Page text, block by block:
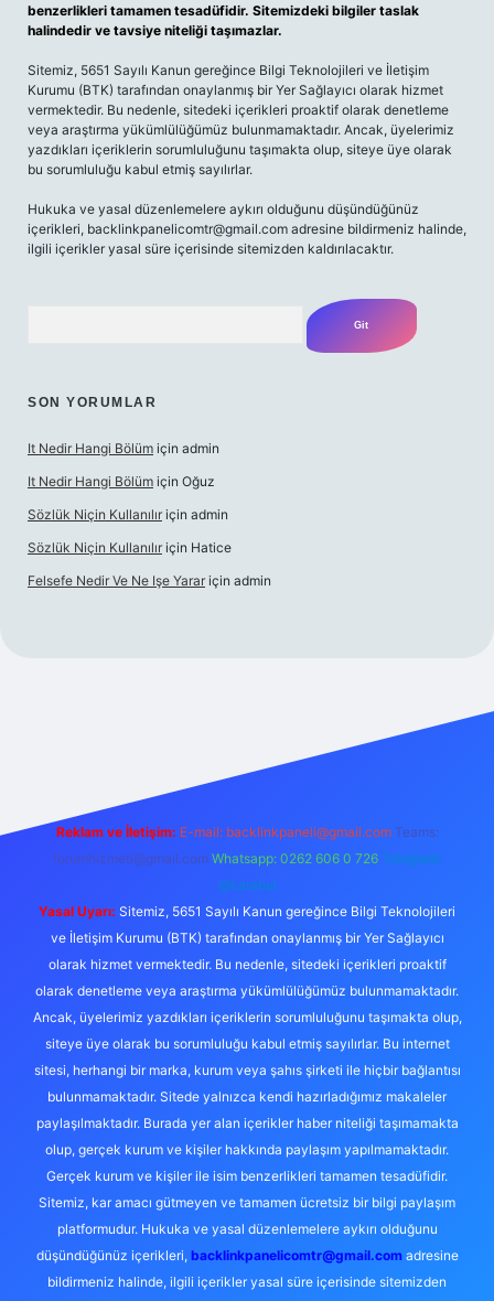
benzerlikleri tamamen tesadüfidir. Sitemizdeki bilgiler taslak
halindedir ve tavsiye niteliği taşımazlar.
Sitemiz, 5651 Sayılı Kanun gereğince Bilgi Teknolojileri ve İletişim
Kurumu (BTK) tarafından onaylanmış bir Yer Sağlayıcı olarak hizmet
vermektedir. Bu nedenle, sitedeki içerikleri proaktif olarak denetleme
veya araştırma yükümlülüğümüz bulunmamaktadır. Ancak, üyelerimiz
yazdıkları içeriklerin sorumluluğunu taşımakta olup, siteye üye olarak
bu sorumluluğu kabul etmiş sayılırlar.
Hukuka ve yasal düzenlemelere aykırı olduğunu düşündüğünüz
içerikleri, backlinkpanelicomtr@gmail.com adresine bildirmeniz halinde,
ilgili içerikler yasal süre içerisinde sitemizden kaldırılacaktır.
SON YORUMLAR
It Nedir Hangi Bölüm için admin
It Nedir Hangi Bölüm için Oğuz
Sözlük Niçin Kullanılır için admin
Sözlük Niçin Kullanılır için Hatice
Felsefe Nedir Ve Ne Işe Yarar için admin
Reklam ve İletişim: E-mail: backlinkpaneli@gmail.com Teams:
forumhizmeti@gmail.com Whatsapp: 0262 606 0 726 Telegram:
@karabul
Yasal Uyarı: Sitemiz, 5651 Sayılı Kanun gereğince Bilgi Teknolojileri
ve İletişim Kurumu (BTK) tarafından onaylanmış bir Yer Sağlayıcı
olarak hizmet vermektedir. Bu nedenle, sitedeki içerikleri proaktif
olarak denetleme veya araştırma yükümlülüğümüz bulunmamaktadır.
Ancak, üyelerimiz yazdıkları içeriklerin sorumluluğunu taşımakta olup,
siteye üye olarak bu sorumluluğu kabul etmiş sayılırlar. Bu internet
sitesi, herhangi bir marka, kurum veya şahıs şirketi ile hiçbir bağlantısı
bulunmamaktadır. Sitede yalnızca kendi hazırladığımız makaleler
paylaşılmaktadır. Burada yer alan içerikler haber niteliği taşımamakta
olup, gerçek kurum ve kişiler hakkında paylaşım yapılmamaktadır.
Gerçek kurum ve kişiler ile isim benzerlikleri tamamen tesadüfidir.
Sitemiz, kar amacı gütmeyen ve tamamen ücretsiz bir bilgi paylaşım
platformudur. Hukuka ve yasal düzenlemelere aykırı olduğunu
düşündüğünüz içerikleri, backlinkpanelicomtr@gmail.comadresine
bildirmeniz halinde, ilgili içerikler yasal süre içerisinde sitemizden